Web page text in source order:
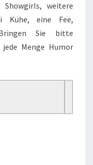
Showgirls, weitere
Kühe, eine Fee,
Bringen Sie bitte
Menge Humor